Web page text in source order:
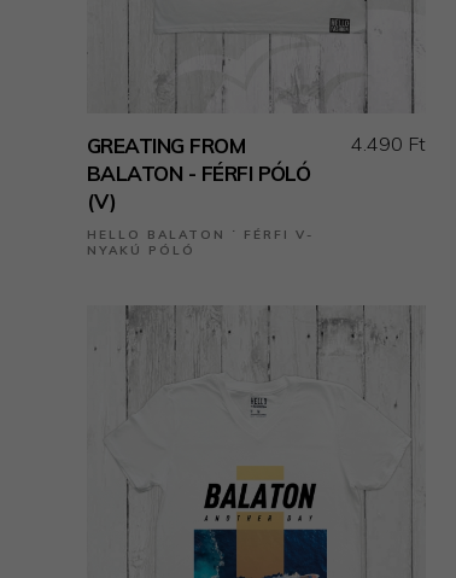
GREATING FROM
BALATON - FÉRFI PÓLÓ
(V)
HELLO BALATON ˙ FÉRFI V-
NYAKÚ PÓLÓ
4.490 Ft